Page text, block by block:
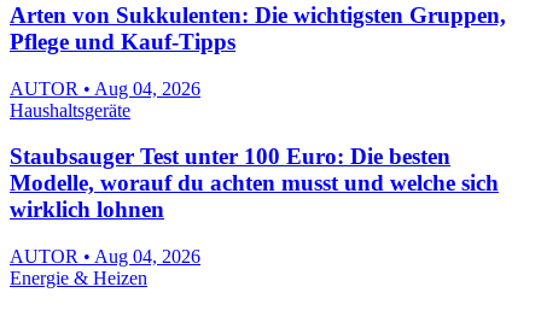
Arten von Sukkulenten: Die wichtigsten Gruppen,
Pflege und Kauf-Tipps
AUTOR • Aug 04, 2026
Haushaltsgeräte
Staubsauger Test unter 100 Euro: Die besten
Modelle, worauf du achten musst und welche sich
wirklich lohnen
AUTOR • Aug 04, 2026
Energie & Heizen